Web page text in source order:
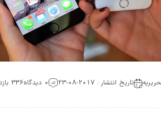
تاریخ انتشار : 2017-08-23 0 دیدگاه 336 بازدید